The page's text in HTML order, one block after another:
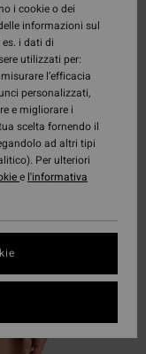
i cookie o dei
informazioni sul
i dati di
utilizzati per:
l’efficacia
personalizzati,
e migliorare i
scelta fornendo il
ad altri tipi
Per ulteriori
e l'informativa